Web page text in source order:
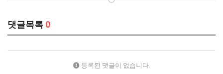
댓글목록 0
등록된 댓글이 없습니다.